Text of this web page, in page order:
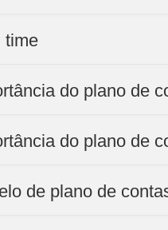
time
do plano de
do plano de
de plano de